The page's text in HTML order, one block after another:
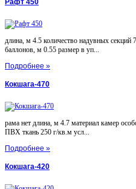
Рафт 450
длина, м 4.5 количество надувных секций
баллонов, м 0.55 размер в уп...
Подробнее »
Кокшага-470
рама нет длина, м 4.7 материал камер
ПВХ ткань 250 г/кв.м усл...
Подробнее »
Кокшага-420